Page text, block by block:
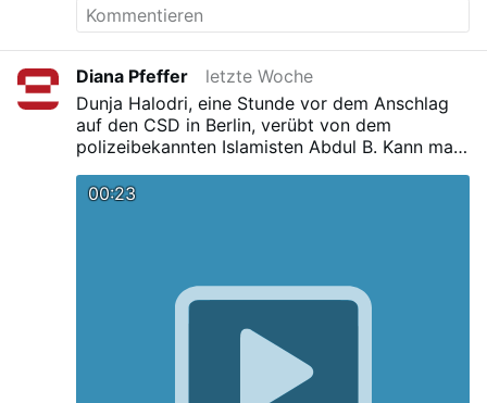
seiner Politik.
Diana Pfeffer
letzte Woche
Dunja Halodri, eine Stunde vor dem Anschlag
auf den CSD in Berlin, verübt von dem
polizeibekannten Islamisten Abdul B. Kann man
00:23